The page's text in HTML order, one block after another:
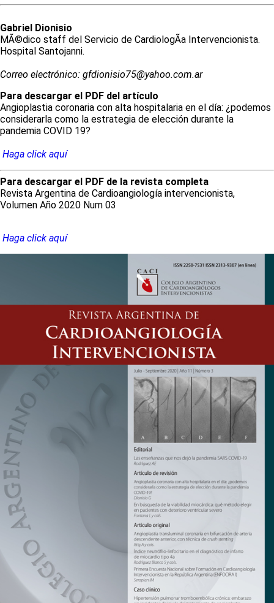
Gabriel Dionisio
MÃ©dico staff del Servicio de CardiologÃ­a Intervencionista.
Hospital Santojanni.
Correo electrónico: gfdionisio75@yahoo.com.ar
Para descargar el PDF del artículo
Angioplastia coronaria con alta hospitalaria en el día: ¿podemos
considerarla como la estrategia de elección durante la
pandemia COVID 19?
Haga click aquí
Para descargar el PDF de la revista completa
Revista Argentina de Cardioangiología intervencionista,
Volumen Año 2020 Num 03
Haga click aquí